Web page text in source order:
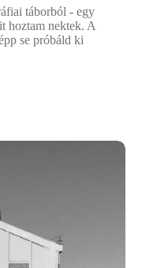
táborból - egy
hoztam nektek. A
se próbáld ki